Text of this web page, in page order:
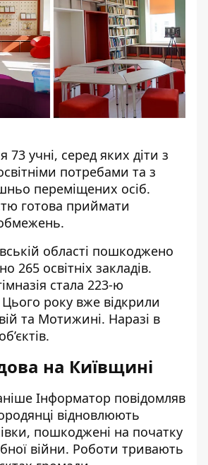
73 учні, серед яких діти з
потребами та з
переміщених осіб.
готова приймати
області пошкоджено
265 освітніх закладів.
стала 223-ю
року вже відкрили
та Мотижині. Наразі в
на Київщині
Інформатор повідомляв
відновлюють
, пошкоджені на початку
війни. Роботи тривають